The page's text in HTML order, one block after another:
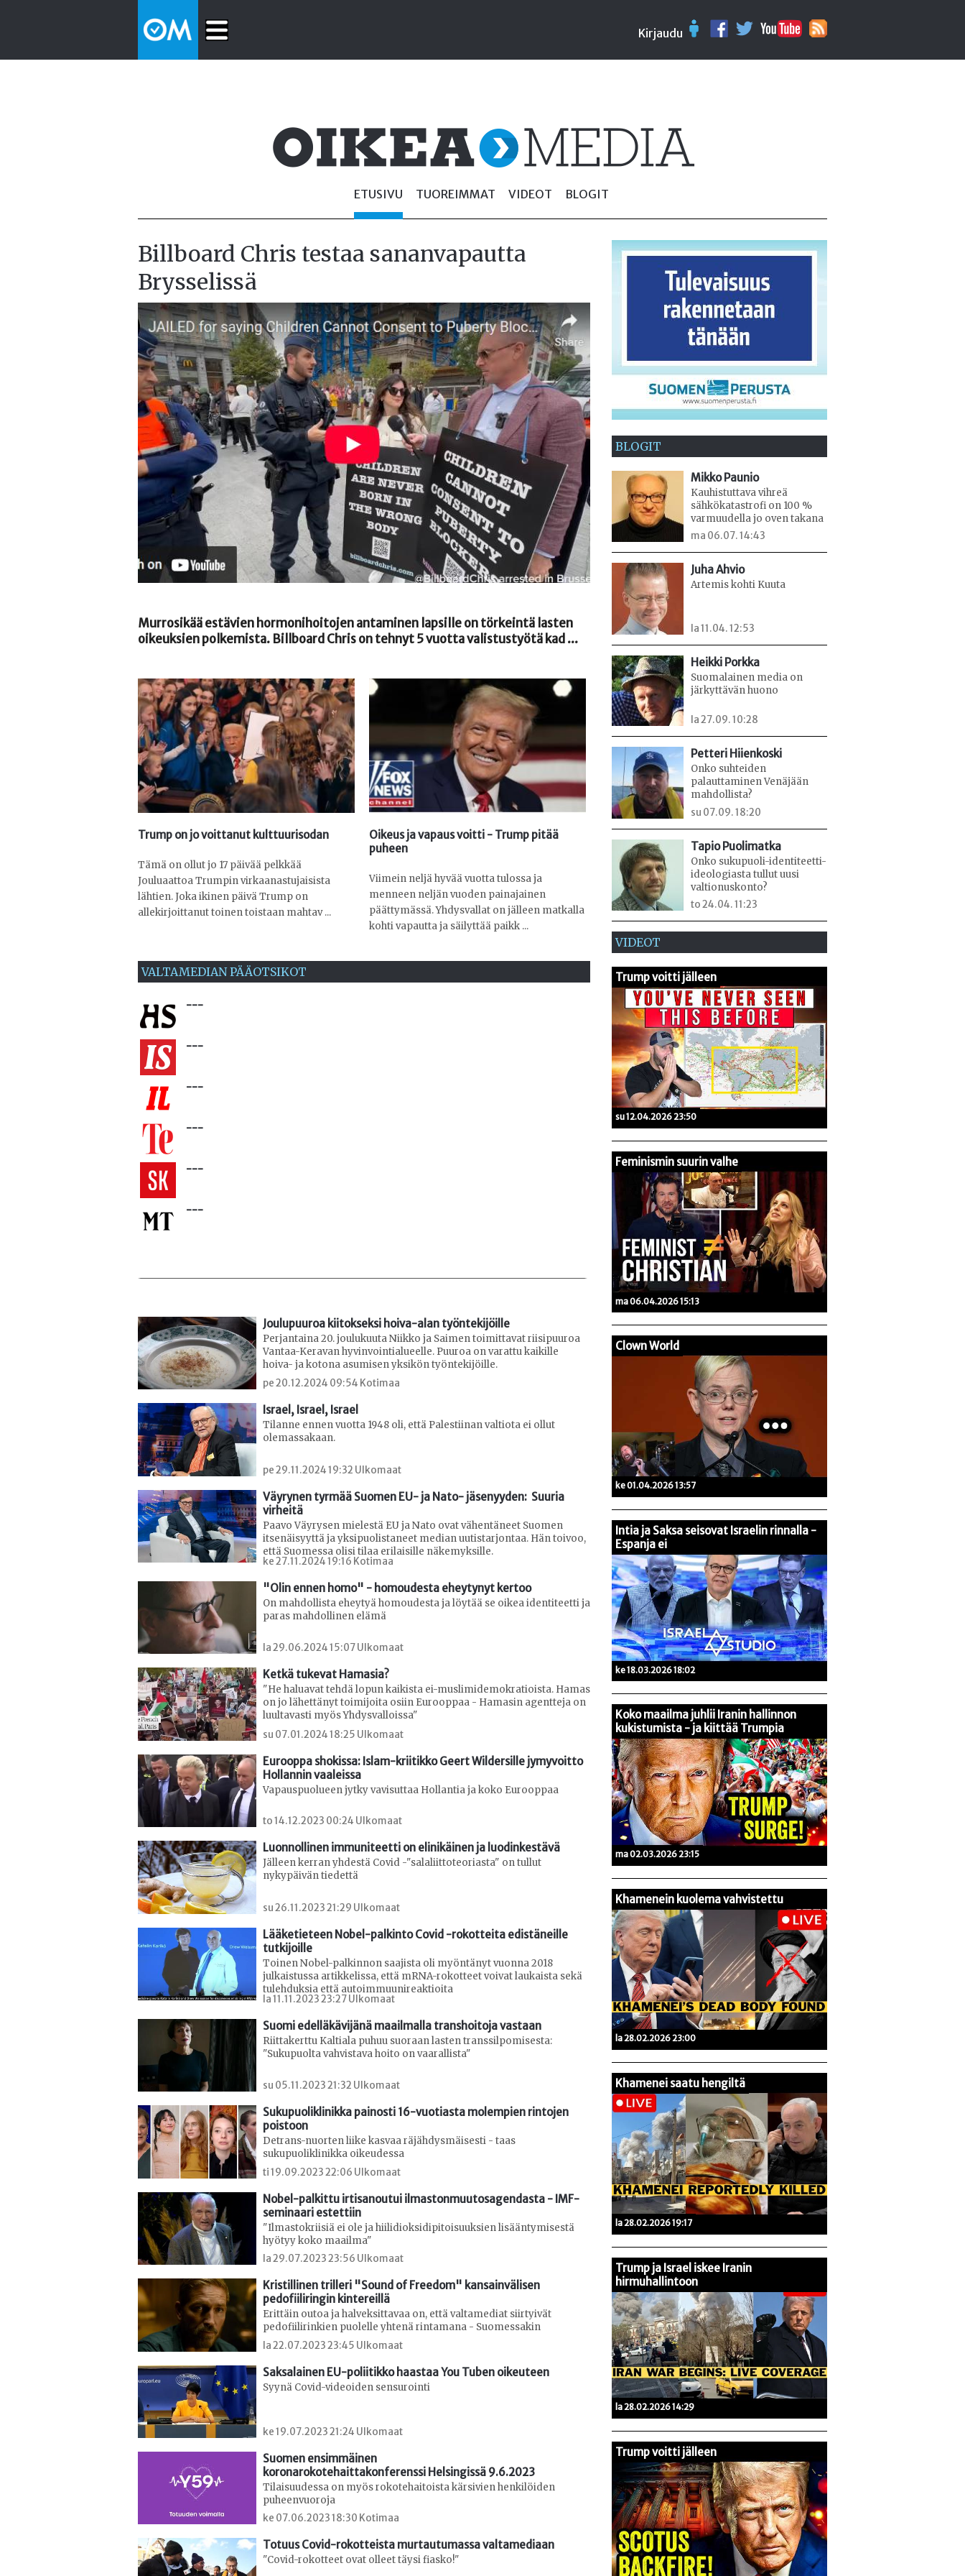
Kirjaudu
ETUSIVU TUOREIMMAT VIDEOT BLOGIT
Billboard Chris testaa sananvapautta
Brysselissä
Murrosikää estävien hormonihoitojen antaminen lapsille on törkeintä lasten
oikeuksien polkemista. Billboard Chris on tehnyt 5 vuotta valistustyötä kad ...
Trump on jo voittanut kulttuurisodan
Tämä on ollut jo 17 päivää pelkkää
Jouluaattoa Trumpin virkaanastujaisista
lähtien. Joka ikinen päivä Trump on
allekirjoittanut toinen toistaan mahtav ...
Oikeus ja vapaus voitti - Trump pitää
puheen
Viimein neljä hyvää vuotta tulossa ja
menneen neljän vuoden painajainen
päättymässä. Yhdysvallat on jälleen matkalla
kohti vapautta ja säilyttää paikk ...
VALTAMEDIAN PÄÄOTSIKOT
---
---
---
---
---
---
Joulupuuroa kiitokseksi hoiva-alan työntekijöille
Perjantaina 20. joulukuuta Niikko ja Saimen toimittavat riisipuuroa
Vantaa-Keravan hyvinvointialueelle. Puuroa on varattu kaikille
hoiva- ja kotona asumisen yksikön työntekijöille.
pe 20.12.2024 09:54 Kotimaa
Israel, Israel, Israel
Tilanne ennen vuotta 1948 oli, että Palestiinan valtiota ei ollut
olemassakaan.
pe 29.11.2024 19:32 Ulkomaat
Väyrynen tyrmää Suomen EU- ja Nato- jäsenyyden:  Suuria
virheitä
Paavo Väyrysen mielestä EU ja Nato ovat vähentäneet Suomen
itsenäisyyttä ja yksipuolistaneet median uutistarjontaa. Hän toivoo,
että Suomessa olisi tilaa erilaisille näkemyksille.
ke 27.11.2024 19:16 Kotimaa
"Olin ennen homo" - homoudesta eheytynyt kertoo
On mahdollista eheytyä homoudesta ja löytää se oikea identiteetti ja
paras mahdollinen elämä
la 29.06.2024 15:07 Ulkomaat
Ketkä tukevat Hamasia?
"He haluavat tehdä lopun kaikista ei-muslimidemokratioista. Hamas
on jo lähettänyt toimijoita osiin Eurooppaa - Hamasin agentteja on
luultavasti myös Yhdysvalloissa"
su 07.01.2024 18:25 Ulkomaat
Eurooppa shokissa: Islam-kriitikko Geert Wildersille jymyvoitto
Hollannin vaaleissa
Vapauspuolueen jytky vavisuttaa Hollantia ja koko Eurooppaa
to 14.12.2023 00:24 Ulkomaat
Luonnollinen immuniteetti on elinikäinen ja luodinkestävä
Jälleen kerran yhdestä Covid -"salaliittoteoriasta" on tullut
nykypäivän tiedettä
su 26.11.2023 21:29 Ulkomaat
Lääketieteen Nobel-palkinto Covid -rokotteita edistäneille
tutkijoille
Toinen Nobel-palkinnon saajista oli myöntänyt vuonna 2018
julkaistussa artikkelissa, että mRNA-rokotteet voivat laukaista sekä
tulehduksia että autoimmuunireaktioita
la 11.11.2023 23:27 Ulkomaat
Suomi edelläkävijänä maailmalla transhoitoja vastaan
Riittakerttu Kaltiala puhuu suoraan lasten transsilpomisesta:
"Sukupuolta vahvistava hoito on vaarallista"
su 05.11.2023 21:32 Ulkomaat
Sukupuoliklinikka painosti 16-vuotiasta molempien rintojen
poistoon
Detrans-nuorten liike kasvaa räjähdysmäisesti - taas
sukupuoliklinikka oikeudessa
ti 19.09.2023 22:06 Ulkomaat
Nobel-palkittu irtisanoutui ilmastonmuutosagendasta - IMF-
seminaari estettiin
"Ilmastokriisiä ei ole ja hiilidioksidipitoisuuksien lisääntymisestä
hyötyy koko maailma"
la 29.07.2023 23:56 Ulkomaat
Kristillinen trilleri "Sound of Freedom" kansainvälisen
pedofiiliringin kintereillä
Erittäin outoa ja halveksittavaa on, että valtamediat siirtyivät
pedofiilirinkien puolelle yhtenä rintamana - Suomessakin
la 22.07.2023 23:45 Ulkomaat
Saksalainen EU-poliitikko haastaa You Tuben oikeuteen
Syynä Covid-videoiden sensurointi
ke 19.07.2023 21:24 Ulkomaat
Suomen ensimmäinen
koronarokotehaittakonferenssi Helsingissä 9.6.2023
Tilaisuudessa on myös rokotehaitoista kärsivien henkilöiden
puheenvuoroja
ke 07.06.2023 18:30 Kotimaa
Totuus Covid-rokotteista murtautumassa valtamediaan
"Covid-rokotteet ovat olleet täysi fiasko!"
BLOGIT
Mikko Paunio
Kauhistuttava vihreä
sähkökatastrofi on 100 %
varmuudella jo oven takana
ma 06.07. 14:43
Juha Ahvio
Artemis kohti Kuuta
la 11.04. 12:53
Heikki Porkka
Suomalainen media on
järkyttävän huono
la 27.09. 10:28
Petteri Hiienkoski
Onko suhteiden
palauttaminen Venäjään
mahdollista?
su 07.09. 18:20
Tapio Puolimatka
Onko sukupuoli-identiteetti-
ideologiasta tullut uusi
valtionuskonto?
to 24.04. 11:23
VIDEOT
Trump voitti jälleen
su 12.04.2026 23:50
Feminismin suurin valhe
ma 06.04.2026 15:13
Clown World
ke 01.04.2026 13:57
Intia ja Saksa seisovat Israelin rinnalla -
Espanja ei
ke 18.03.2026 18:02
Koko maailma juhlii Iranin hallinnon
kukistumista - ja kiittää Trumpia
ma 02.03.2026 23:15
Khamenein kuolema vahvistettu
la 28.02.2026 23:00
Khamenei saatu hengiltä
la 28.02.2026 19:17
Trump ja Israel iskee Iranin
hirmuhallintoon
la 28.02.2026 14:29
Trump voitti jälleen